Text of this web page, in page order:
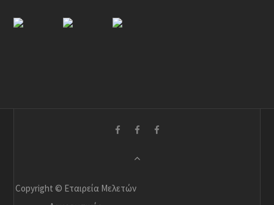
Copyright © Εταιρεία Μελετών